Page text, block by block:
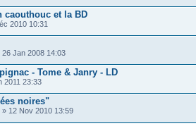
caouthouc et la BD
2010 10:31
26 Jan 2008 14:03
- Tome & Janry - LD
2011 23:33
noires"
» 12 Nov 2010 13:59